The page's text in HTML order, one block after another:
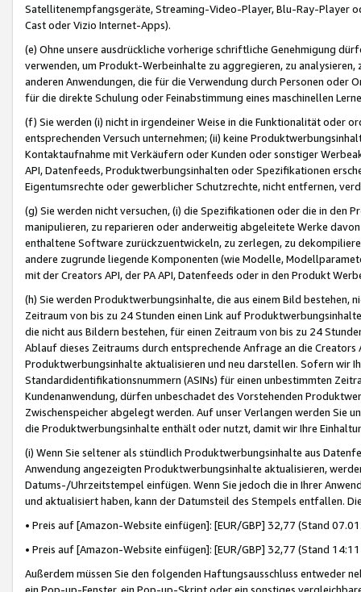
Satellitenempfangsgeräte, Streaming-Video-Player, Blu-Ray-Player
Cast oder Vizio Internet-Apps).
(e) Ohne unsere ausdrückliche vorherige schriftliche Genehmigung
verwenden, um Produkt-Werbeinhalte zu aggregieren, zu
anderen Anwendungen, die für die Verwendung durch Personen
für die direkte Schulung oder Feinabstimmung eines maschinellen
(f) Sie werden (i) nicht in irgendeiner Weise in die Funktionalität oder
entsprechenden Versuch unternehmen; (ii) keine
Kontaktaufnahme mit Verkäufern oder Kunden oder sonstiger
API, Datenfeeds, Produktwerbungsinhalten oder Spezifikationen
Eigentumsrechte oder gewerblicher Schutzrechte, nicht entfernen,
(g) Sie werden nicht versuchen, (i) die Spezifikationen oder die in
manipulieren, zu reparieren oder anderweitig abgeleitete Werke
enthaltene Software zurückzuentwickeln, zu zerlegen, zu
andere zugrunde liegende Komponenten (wie Modelle,
mit der Creators API, der PA API, Datenfeeds oder in den Produkt
(h) Sie werden Produktwerbungsinhalte, die aus einem Bild bestehen,
Zeitraum von bis zu 24 Stunden einen Link auf
die nicht aus Bildern bestehen, für einen Zeitraum von bis zu 24
Ablauf dieses Zeitraums durch entsprechende Anfrage an die
Produktwerbungsinhalte aktualisieren und neu darstellen. Sofern wir
Standardidentifikationsnummern (ASINs) für einen unbestimmten
Kundenanwendung, dürfen unbeschadet des Vorstehenden
Zwischenspeicher abgelegt werden. Auf unser Verlangen werden Sie
die Produktwerbungsinhalte enthält oder nutzt, damit wir Ihre
(i) Wenn Sie seltener als stündlich Produktwerbungsinhalte aus
Anwendung angezeigten Produktwerbungsinhalte aktualisieren,
Datums-/Uhrzeitstempel einfügen. Wenn Sie jedoch die in Ihrer
und aktualisiert haben, kann der Datumsteil des Stempels entfallen.
• Preis auf [Amazon-Website einfügen]: [EUR/GBP] 32,77 (Stand
• Preis auf [Amazon-Website einfügen]: [EUR/GBP] 32,77 (Stand
Außerdem müssen Sie den folgenden Haftungsausschluss entweder
ein Pop-up-Fenster, ein Pop-up-Skript oder ein sonstiges